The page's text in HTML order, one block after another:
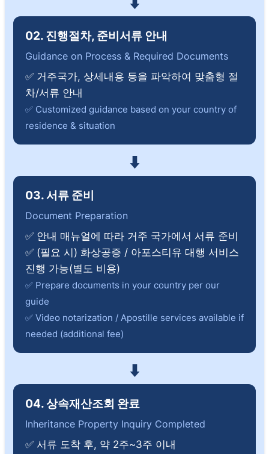
02. 진행절차, 준비서류 안내
Guidance on Process & Required Documents
✅ 거주국가, 상세내용 등을 파악하여 맞춤형 절
차/서류 안내
✅ Customized guidance based on your country of
residence & situation
⬇
03. 서류 준비
Document Preparation
✅ 안내 매뉴얼에 따라 거주 국가에서 서류 준비
✅ (필요 시) 화상공증 / 아포스티유 대행 서비스
진행 가능(별도 비용)
✅ Prepare documents in your country per our
guide
✅ Video notarization / Apostille services available if
needed (additional fee)
⬇
04. 상속재산조회 완료
Inheritance Property Inquiry Completed
✅ 서류 도착 후, 약 2주~3주 이내